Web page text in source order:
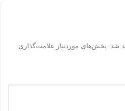
شد.
بخش‌های موردنیاز علامت‌گذاری